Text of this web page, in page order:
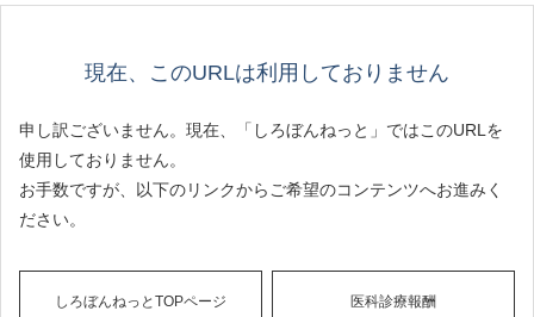
現在、このURLは利用しておりません
申し訳ございません。現在、「しろぼんねっと」ではこのURLを
使用しておりません。
お手数ですが、以下のリンクからご希望のコンテンツへお進みく
ださい。
しろぼんねっとTOPページ 医科診療報酬